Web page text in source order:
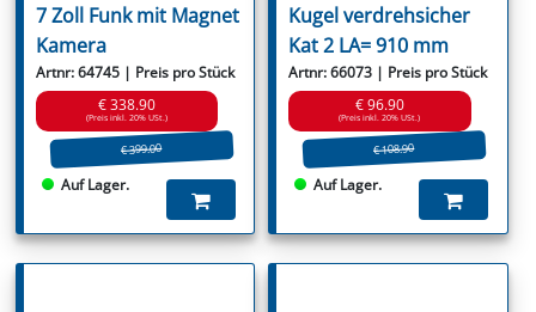
7 Zoll Funk mit Magnet
Kamera
Artnr: 64745 | Preis pro Stück
€ 338.90
(Preis inkl. 20% USt.)
€ 399.00
Auf Lager.
Kugel verdrehsicher
Kat 2 LA= 910 mm
Artnr: 66073 | Preis pro Stück
€ 96.90
(Preis inkl. 20% USt.)
€ 108.90
Auf Lager.